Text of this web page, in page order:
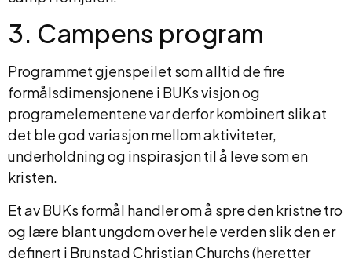
3. Campens program
Programmet gjenspeilet som alltid de fire
formålsdimensjonene i BUKs visjon og
programelementene var derfor kombinert slik at
det ble god variasjon mellom aktiviteter,
underholdning og inspirasjon til å leve som en
kristen.
Et av BUKs formål handler om å spre den kristne tro
og lære blant ungdom over hele verden slik den er
definert i Brunstad Christian Churchs (heretter